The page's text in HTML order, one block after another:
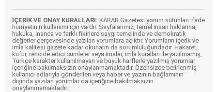
İÇERİK VE ONAY KURALLARI: KARAR Gazetesi yorum sütunları ifade
hürriyetinin kullanımı için vardır. Sayfalarımız, temel insan haklarına,
hukuka, inanca ve farklı fikirlere saygı temelinde ve demokratik
değerler çerçevesinde yazılan yorumlara açıktır. Yorumların içerik ve
imla kalitesi gazete kadar okurların da sorumluluğundadır. Hakaret,
küfür, rencide edici cümleler veya imalar, imla kuralları ile yazılmamış,
Türkçe karakter kullanılmayan ve büyük harflerle yazılmış yorumlar
içeriğine bakılmaksızın onaylanmamaktadır. Özensizce belirlenmiş
kullanıcı adlarıyla gönderilen veya haber ve yazının bağlamının
dışında yazılan yorumlar da içeriğine bakılmaksızın
onaylanmamaktadır.